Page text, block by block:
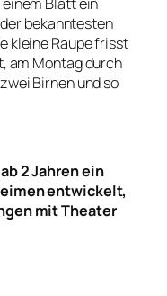
der bekanntesten
kleine Raupe frisst
am Montag durch
Birnen und so
2 Jahren ein
entwickelt,
mit Theater